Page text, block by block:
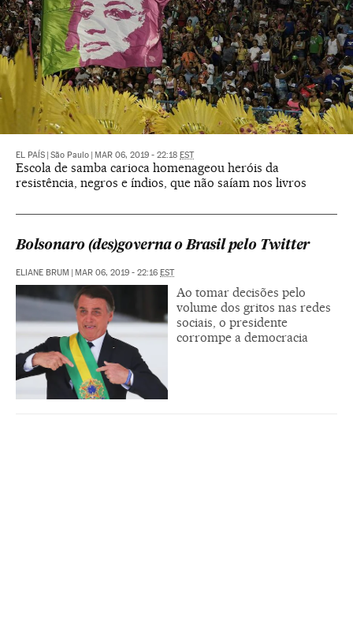
EL PAÍS São Paulo MAR 06, 2019 - 22:18 EST
Escola de samba carioca homenageou heróis da
resistência, negros e índios, que não saíam nos livros
Bolsonaro (des)governa o Brasil pelo Twitter
ELIANE BRUM MAR 06, 2019 - 22:16 EST
Ao tomar decisões pelo
volume dos gritos nas redes
sociais, o presidente
corrompe a democracia